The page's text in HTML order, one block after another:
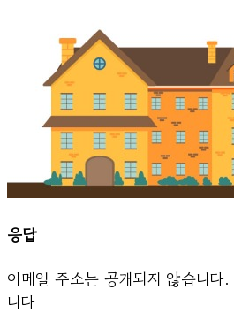
응답
이메일 주소는 공개되지 않습니다.
니다